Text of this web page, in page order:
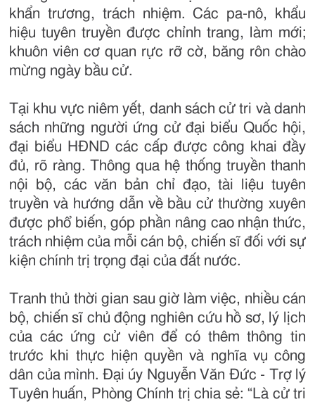
khẩn trương, trách nhiệm. Các pa-nô, khẩu
hiệu tuyên truyền được chỉnh trang, làm mới;
khuôn viên cơ quan rực rỡ cờ, băng rôn chào
mừng ngày bầu cử.
Tại khu vực niêm yết, danh sách cử tri và danh
sách những người ứng cử đại biểu Quốc hội,
đại biểu HĐND các cấp được công khai đầy
đủ, rõ ràng. Thông qua hệ thống truyền thanh
nội bộ, các văn bản chỉ đạo, tài liệu tuyên
truyền và hướng dẫn về bầu cử thường xuyên
được phổ biến, góp phần nâng cao nhận thức,
trách nhiệm của mỗi cán bộ, chiến sĩ đối với sự
kiện chính trị trọng đại của đất nước.
Tranh thủ thời gian sau giờ làm việc, nhiều cán
bộ, chiến sĩ chủ động nghiên cứu hồ sơ, lý lịch
của các ứng cử viên để có thêm thông tin
trước khi thực hiện quyền và nghĩa vụ công
dân của mình. Đại úy Nguyễn Văn Đức - Trợ lý
Tuyên huấn, Phòng Chính trị chia sẻ: “Là cử tri